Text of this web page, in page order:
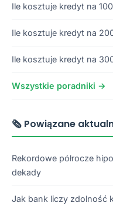
Ile kosztuje kredyt na 100
Ile kosztuje kredyt na
Ile kosztuje kredyt na
Wszystkie poradniki →
🗞️ Powiązane
Rekordowe półrocze
dekady
Jak bank liczy zdolność